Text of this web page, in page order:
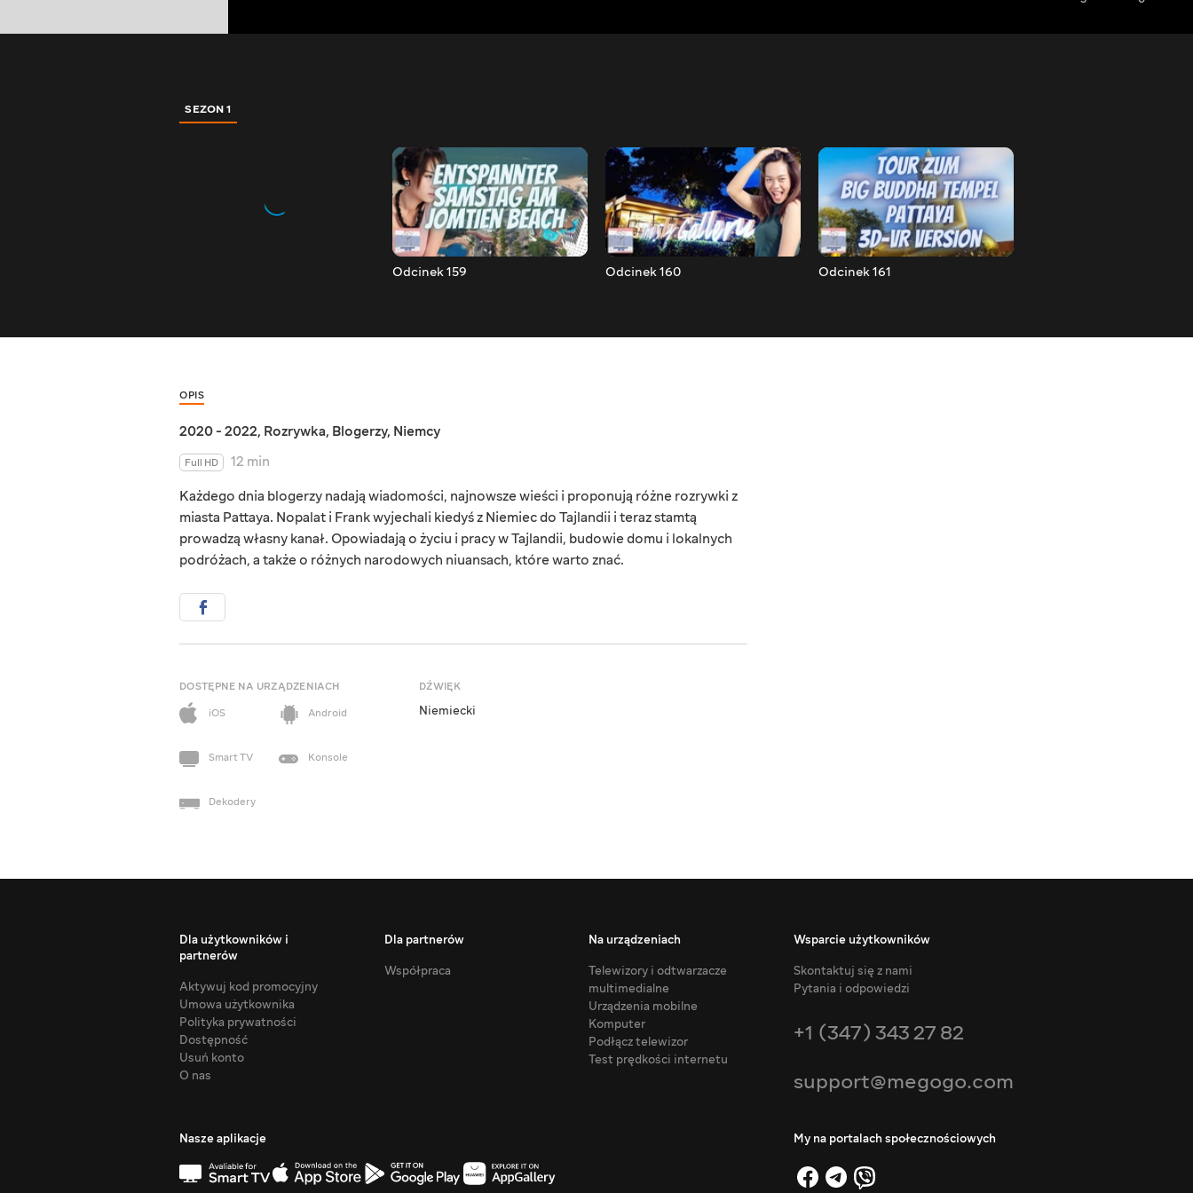
SEZON 1
Odcinek 159 Odcinek 160 Odcinek 161
OPIS
2020 - 2022, Rozrywka, Blogerzy, Niemcy
Full HD
12 min
Każdego dnia blogerzy nadają wiadomości, najnowsze wieści i proponują różne rozrywki z
miasta Pattaya. Nopalat i Frank wyjechali kiedyś z Niemiec do Tajlandii i teraz stamtą
prowadzą własny kanał. Opowiadają o życiu i pracy w Tajlandii, budowie domu i lokalnych
podróżach, a także o różnych narodowych niuansach, które warto znać.
DOSTĘPNE NA URZĄDZENIACH
iOS
Android
Smart TV Konsole
Dekodery
DŹWIĘK
Niemiecki
Dla użytkowników i
partnerów
Aktywuj kod promocyjny
Umowa użytkownika
Polityka prywatności
Dostępność
Usuń konto
O nas
Dla partnerów
Współpraca
Na urządzeniach
Telewizory i odtwarzacze
multimedialne
Urządzenia mobilne
Komputer
Podłącz telewizor
Test prędkości internetu
Wsparcie użytkowników
Skontaktuj się z nami
Pytania i odpowiedzi
+1 (347) 343 27 82
support@megogo.com
Nasze aplikacje My na portalach społecznościowych